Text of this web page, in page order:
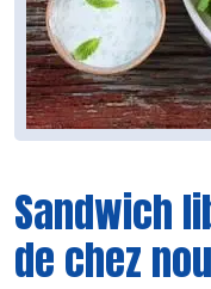
Sandwich
de chez